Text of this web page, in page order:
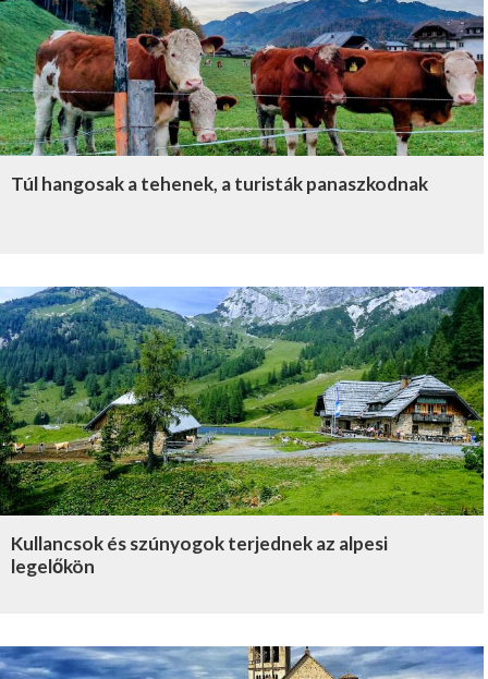
Túl hangosak a tehenek, a turisták panaszkodnak
Kullancsok és szúnyogok terjednek az alpesi
legelőkön